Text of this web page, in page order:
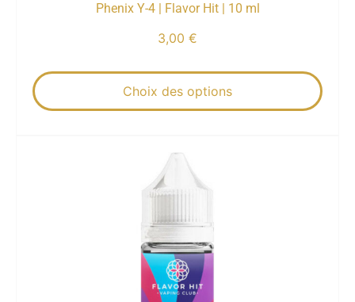
Phenix Y-4 | Flavor Hit | 10 ml
3,00 €
Choix des options